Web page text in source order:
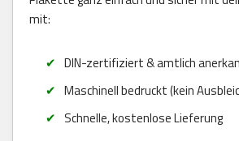
mit:
DIN-zertifiziert & amtlich
Maschinell bedruckt (kein
Schnelle, kostenlose Lieferung